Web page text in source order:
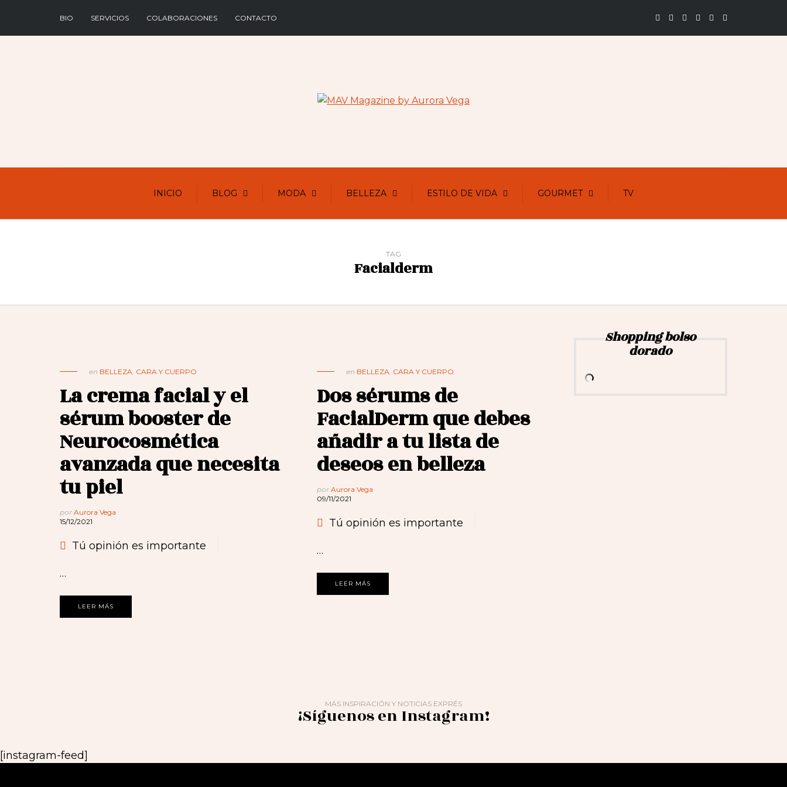
BIO SERVICIOS COLABORACIONES CONTACTO
INICIO BLOG MODA BELLEZA ESTILO DE VIDA GOURMET TV
TAG
Facialderm
en BELLEZA, CARA Y CUERPO
La crema facial y el
sérum booster de
Neurocosmética
avanzada que necesita
tu piel
por Aurora Vega
15/12/2021
Tú opinión es importante
…
LEER MÁS
en BELLEZA, CARA Y CUERPO
Dos sérums de
FacialDerm que debes
añadir a tu lista de
deseos en belleza
por Aurora Vega
09/11/2021
Tú opinión es importante
…
LEER MÁS
Shopping bolso
dorado
MÁS INSPIRACIÓN Y NOTICIAS EXPRÉS
¡Síguenos en Instagram!
[instagram-feed]